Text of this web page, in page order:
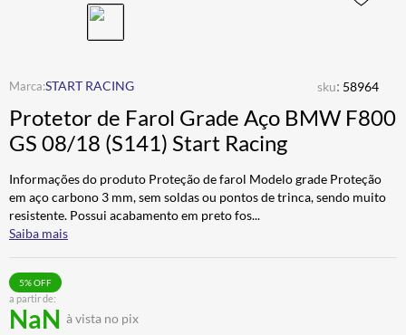
START RACING sku: 58964
Protetor de Farol Grade Aço BMW F800
GS 08/18 (S141) Start Racing
Informações do produto Proteção de farol Modelo grade Proteção
em aço carbono 3 mm, sem soldas ou pontos de trinca, sendo muito
resistente. Possui acabamento em preto fos...
Saiba mais
a partir de:
NaN à vista no pix
5% OFF
BOTA
4º ÓCULOS SOLAR
5º LUVA
6º ALPINESTAR
7º BAU
8º CALÇA
9º AIROH
10º